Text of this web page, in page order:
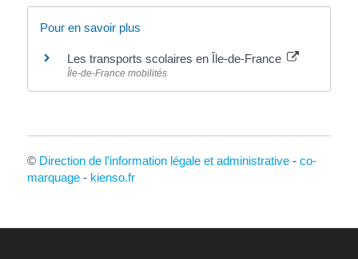
Pour en savoir plus
Les transports scolaires en Île-de-France
Île-de-France mobilités
© Direction de l'information légale et administrative- co-
marquage- kienso.fr